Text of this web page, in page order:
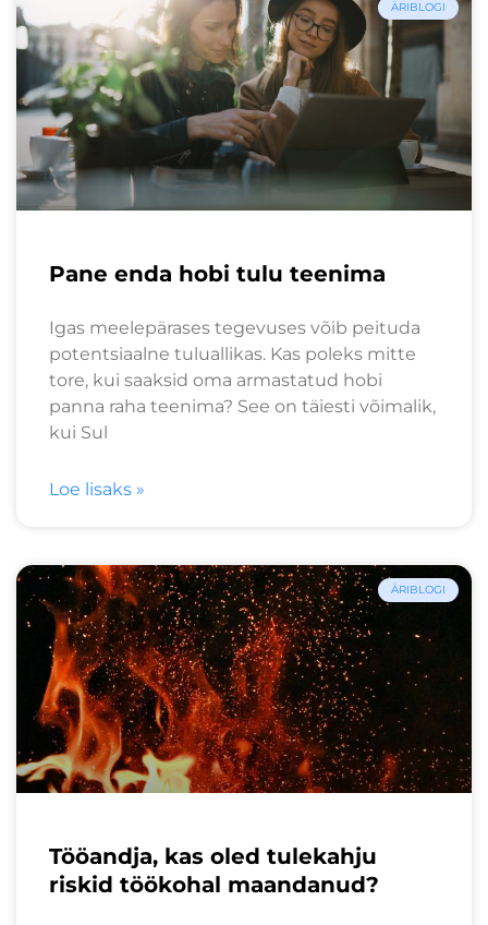
ÄRIBLOGI
Pane enda hobi tulu teenima
Igas meelepärases tegevuses võib peituda
potentsiaalne tuluallikas. Kas poleks mitte
tore, kui saaksid oma armastatud hobi
panna raha teenima? See on täiesti võimalik,
kui Sul
Loe lisaks »
ÄRIBLOGI
Tööandja, kas oled tulekahju
riskid töökohal maandanud?